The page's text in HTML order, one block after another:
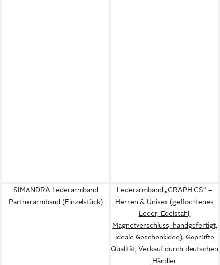
SIMANDRA Lederarmband
Partnerarmband (Einzelstück)
Lederarmband „GRAPHICS“ –
Herren & Unisex (geflochtenes
Leder, Edelstahl,
Magnetverschluss, handgefertigt,
ideale Geschenkidee), Geprüfte
Qualität, Verkauf durch deutschen
Händler